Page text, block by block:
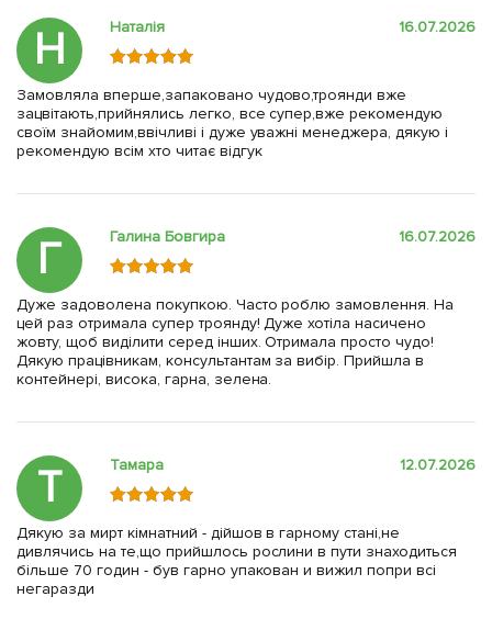
Н Наталія 16.07.2026
Замовляла вперше,запаковано чудово,троянди вже
зацвітають,прийнялись легко, все супер,вже рекомендую
своїм знайомим,ввічливі і дуже уважні менеджера, дякую і
рекомендую всім хто читає відгук
Г Галина Бовгира 16.07.2026
Дуже задоволена покупкою. Часто роблю замовлення. На
цей раз отримала супер троянду! Дуже хотіла насичено
жовту, щоб виділити серед інших. Отримала просто чудо!
Дякую працівникам, консультантам за вибір. Прийшла в
контейнері, висока, гарна, зелена.
Т Тамара 12.07.2026
Дякую за мирт кімнатний - дійшов в гарному стані,не
дивлячись на те,що прийшлось рослини в пути знаходиться
більше 70 годин - був гарно упакован и вижил попри всі
негаразди